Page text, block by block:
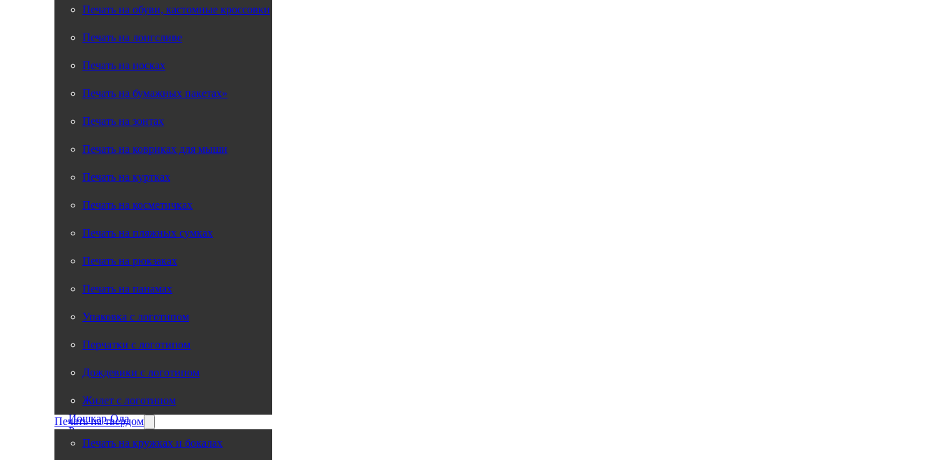
Печать на обуви, кастомные кроссовки
Печать на лонгсливе
Печать на носках
Печать на бумажных пакетах»
Печать на зонтах
Печать на ковриках для мыши
Печать на куртках
Печать на косметичках
Печать на пляжных сумках
Печать на рюкзаках
Печать на панамах
Упаковка с логотипом
Перчатки с логотипом
Дождевики с логотипом
Жилет с логотипом
Печать на твердом
Печать на кружках и бокалах
Ярославль
Оренбург
Киров
Барнаул
Томск
Брянск
Ставрополь
Иваново
Кемерово
Калининград
Тверь
Белгород
Калуга
Тольятти
Вологда
Смоленск
Саранск
Тамбов
Набережные Челны
Йошкар-Ола
Ростов
Подольск